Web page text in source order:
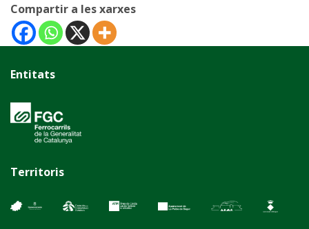
Compartir a les xarxes
Entitats
Territoris